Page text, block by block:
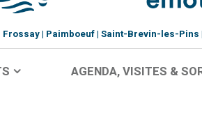
Frossay Paimboeuf Saint-Brevin-les-Pins
AGENDA, VISITES &